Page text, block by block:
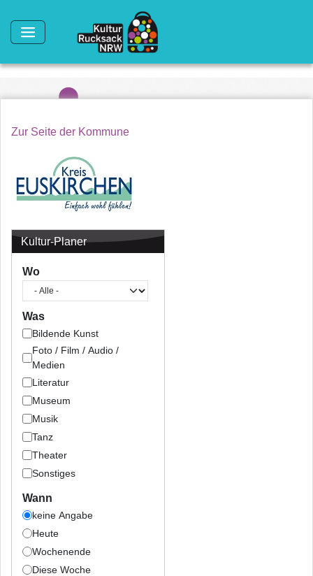
Zur Seite der Kommune
Kultur-Planer
Wo
Was
Bildende Kunst
Foto / Film / Audio /
Medien
Literatur
Museum
Musik
Tanz
Theater
Sonstiges
Wann
keine Angabe
Heute
Wochenende
Diese Woche